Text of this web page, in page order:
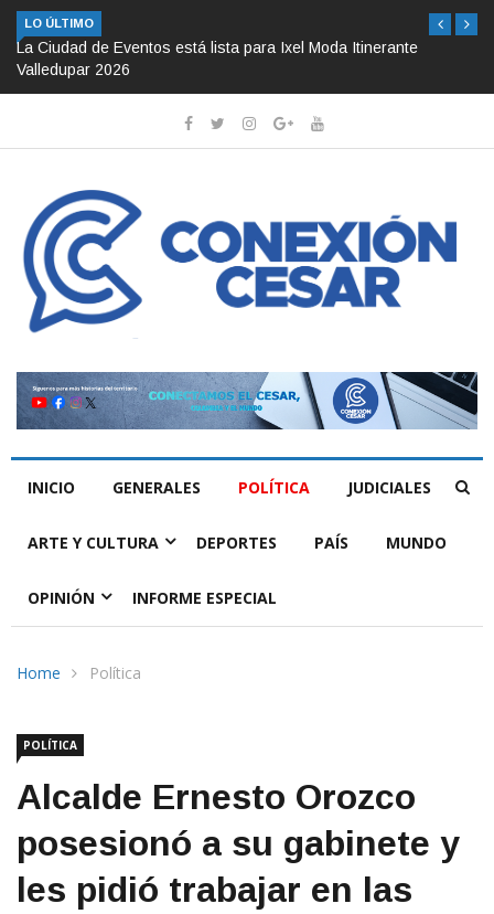
LO ÚLTIMO
La Ciudad de Eventos está lista para Ixel Moda Itinerante
Valledupar 2026
INICIO GENERALES POLÍTICA JUDICIALES
ARTE Y CULTURA DEPORTES PAÍS MUNDO
OPINIÓN INFORME ESPECIAL
Home Política
POLÍTICA
Alcalde Ernesto Orozco
posesionó a su gabinete y
les pidió trabajar en las